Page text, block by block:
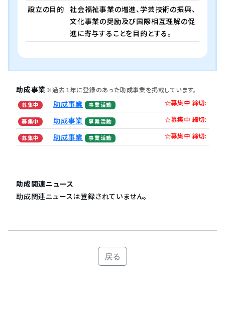
設立の目的 社会福祉事業の増進、学芸技術の振興、
文化事業の奨励及び国際相互理解の促
進に寄与することを目的とする。
助成事業※過去１年に登録のあった助成事業を掲載しています。
募集中 助成事業 事業活動 ☆募集中 締切:
募集中 助成事業 事業活動 ☆募集中 締切:
募集中 助成事業 事業活動 ☆募集中 締切:
助成関連ニュース
助成関連ニュースは登録されていません。
戻る